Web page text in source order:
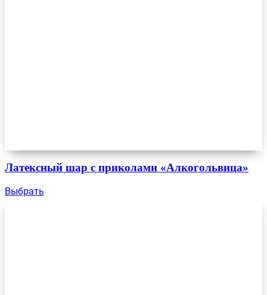
Латексный шар с приколами «Алкогольвица»
Выбрать